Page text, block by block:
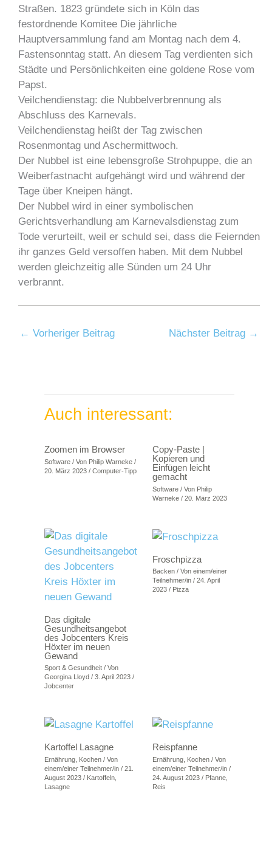
Straßen. 1823 gründete sich in Köln das
festordnende Komitee Die jährliche
Hauptversammlung fand am Montag nach dem 4.
Fastensonntag statt. An diesem Tag verdienten sich
Städte und Persönlichkeiten eine goldene Rose vom
Papst.
Veilchendienstag: die Nubbelverbrennung als
Abschluss des Karnevals.
Veilchendienstag heißt der Tag zwischen
Rosenmontag und Aschermittwoch.
Der Nubbel ist eine lebensgroße Strohpuppe, die an
Weiberfastnacht aufgehängt wird und während der
Tage über Kneipen hängt.
Der Nubbel wird in einer symbolischen
Gerichtsverhandlung am Karnevalsdienstag zum
Tode verurteilt, weil er schuld sei, dass die Feiernden
ihr ganzes Geld versoffen haben. Mit dem Nubbel
werden gleichzeitig alle Sünden um 24 Uhr
verbrannt.
← Vorheriger Beitrag Nächster Beitrag →
Auch interessant:
Zoomen im Browser
Software/ Von Philip Warneke /
20. März 2023 / Computer-Tipp
Copy-Paste |
Kopieren und
Einfügen leicht
gemacht
Software/ Von Philip
Warneke / 20. März 2023
Das digitale
Gesundheitsangebot
des Jobcenters Kreis
Höxter im neuen
Gewand
Sport & Gesundheit/ Von
Georgina Lloyd / 3. April 2023 /
Jobcenter
Froschpizza
Backen/ Von einem/einer
Teilnehmer/in / 24. April
2023 / Pizza
Kartoffel Lasagne
Ernährung, Kochen/ Von
einem/einer Teilnehmer/in / 21.
August 2023 / Kartoffeln,
Lasagne
Reispfanne
Ernährung, Kochen/ Von
einem/einer Teilnehmer/in /
24. August 2023 / Pfanne,
Reis